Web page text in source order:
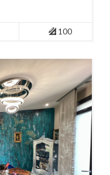
100